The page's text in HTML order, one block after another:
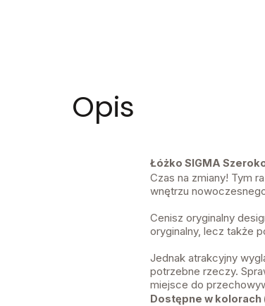
Opis
Łóżko SIGMA
Czas na zmiany! Tym
wnętrzu
Cenisz oryginalny
oryginalny, lecz także
Jednak atrakcyjny
potrzebne rzeczy.
miejsce do
Dostępne w kolorach